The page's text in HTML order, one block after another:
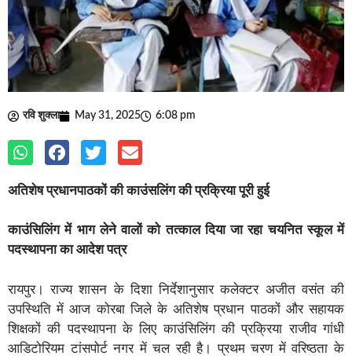
रवि शुक्ला May 31, 2025 6:08 pm
अतिशेष प्रधानपाठकों की काउंसलिंग की प्रक्रिया पूरी हुई
काउंसिलिंग में भाग लेने वालों को तत्काल दिया जा रहा चयनित स्कूल में
पदस्थापना का आदेश पत्र
रायपुर। राज्य शासन के दिशा निर्देशानुसार कलेक्टर अजीत वसंत की
उपस्थिति में आज कोरबा जिले के अतिशेष प्रधान पाठकों और सहायक
शिक्षकों की पदस्थापना के लिए काउंसिलिंग की प्रक्रिया राजीव गांधी
आडिटोरियम टांसपोर्ट नगर में चल रही है। प्रथम चरण में वरिष्ठता के